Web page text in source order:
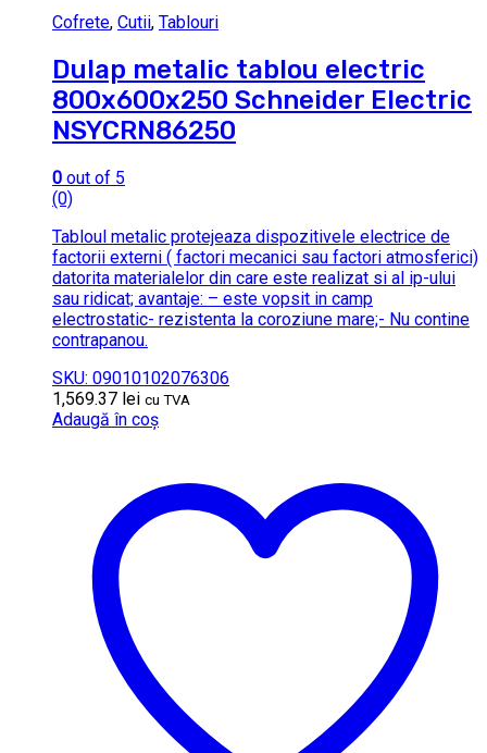
Cofrete, Cutii, Tablouri
Dulap metalic tablou electric
800x600x250 Schneider Electric
NSYCRN86250
0 out of 5
(0)
Tabloul metalic protejeaza dispozitivele electrice de
factorii externi ( factori mecanici sau factori atmosferici)
datorita materialelor din care este realizat si al ip-ului
sau ridicat; avantaje: – este vopsit in camp
electrostatic- rezistenta la coroziune mare;- Nu contine
contrapanou.
SKU: 09010102076306
1,569.37 lei cu TVA
Adaugă în coș